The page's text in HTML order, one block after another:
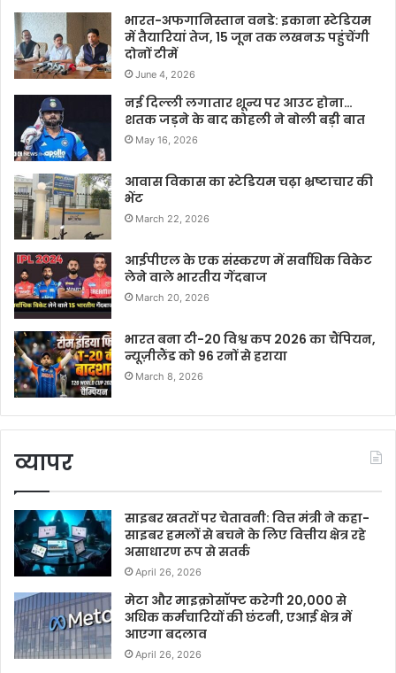
भारत-अफगानिस्तान वनडे: इकाना स्टेडियम
में तैयारियां तेज, 15 जून तक लखनऊ पहुंचेंगी
दोनों टीमें
June 4, 2026
नई दिल्ली लगातार शून्य पर आउट होना…
शतक जड़ने के बाद कोहली ने बोली बड़ी बात
May 16, 2026
आवास विकास का स्टेडियम चढ़ा भ्रष्टाचार की
भेंट
March 22, 2026
आईपीएल के एक संस्करण में सर्वाधिक विकेट
लेने वाले भारतीय गेंदबाज
March 20, 2026
भारत बना टी-20 विश्व कप 2026 का चैंपियन,
न्यूज़ीलैंड को 96 रनों से हराया
March 8, 2026
व्यापर
साइबर खतरों पर चेतावनी: वित्त मंत्री ने कहा-
साइबर हमलों से बचने के लिए वित्तीय क्षेत्र रहे
असाधारण रूप से सतर्क
April 26, 2026
मेटा और माइक्रोसॉफ्ट करेगी 20,000 से
अधिक कर्मचारियों की छंटनी, एआई क्षेत्र में
आएगा बदलाव
April 26, 2026